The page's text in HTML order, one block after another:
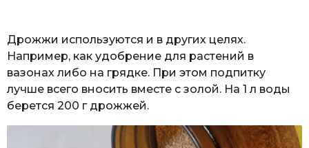
Дрожжи используются и в других целях.
Например, как удобрение для растений в
вазонах либо на грядке. При этом подпитку
лучше всего вносить вместе с золой. На 1 л воды
берется 200 г дрожжей.